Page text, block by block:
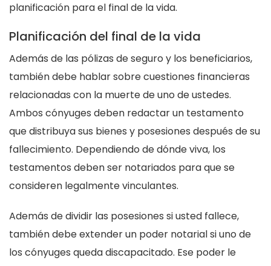
planificación para el final de la vida.
Planificación del final de la vida
Además de las pólizas de seguro y los beneficiarios,
también debe hablar sobre cuestiones financieras
relacionadas con la muerte de uno de ustedes.
Ambos cónyuges deben redactar un testamento
que distribuya sus bienes y posesiones después de su
fallecimiento. Dependiendo de dónde viva, los
testamentos deben ser notariados para que se
consideren legalmente vinculantes.
Además de dividir las posesiones si usted fallece,
también debe extender un poder notarial si uno de
los cónyuges queda discapacitado. Ese poder le